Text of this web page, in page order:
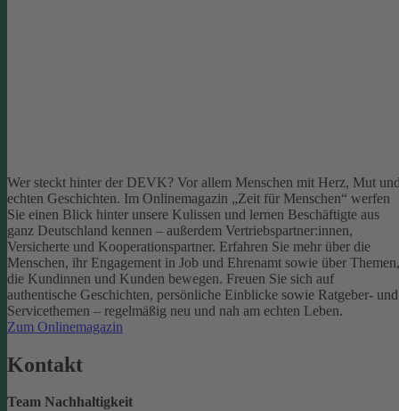
Wer steckt hinter der DEVK? Vor allem Menschen mit Herz, Mut
echten Geschichten. Im Onlinemagazin „Zeit für Menschen“ werfen
Sie einen Blick hinter unsere Kulissen und lernen Beschäftigte aus
ganz Deutschland kennen – außerdem Vertriebspartner:innen,
Versicherte und Kooperationspartner. Erfahren Sie mehr über die
Menschen, ihr Engagement in Job und Ehrenamt sowie über Themen,
die Kundinnen und Kunden bewegen. Freuen Sie sich auf
authentische Geschichten, persönliche Einblicke sowie Ratgeber- und
Servicethemen – regelmäßig neu und nah am echten Leben.
Zum Onlinemagazin
Kontakt
Team Nachhaltigkeit